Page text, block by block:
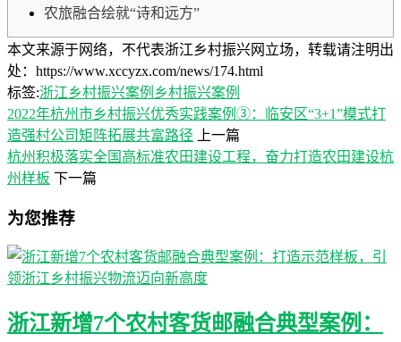
农旅融合绘就“诗和远方”
本文来源于网络，不代表浙江乡村振兴网立场，转载请注明出
处：https://www.xccyzx.com/news/174.html
标签:浙江乡村振兴案例 乡村振兴案例
2022年杭州市乡村振兴优秀实践案例③：临安区“3+1”模式打
造强村公司矩阵拓展共富路径
上一篇
杭州积极落实全国高标准农田建设工程，奋力打造农田建设杭
州样板 下一篇
为您推荐
浙江新增7个农村客货邮融合典型案例：